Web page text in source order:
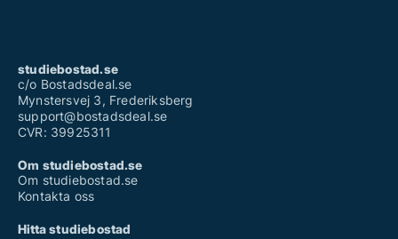
studiebostad.se
c/o Bostadsdeal.se
Mynstersvej 3, Frederiksberg
support@bostadsdeal.se
CVR: 39925311
Om studiebostad.se
Om studiebostad.se
Kontakta oss
Hitta studiebostad